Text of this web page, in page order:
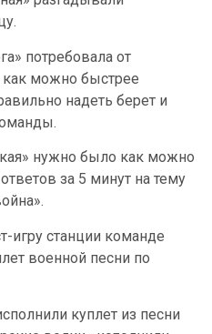
потребовала от
как можно быстрее
надеть берет и
нужно было как можно
за 5 минут на тему
станции команде
военной песни по
куплет из песни